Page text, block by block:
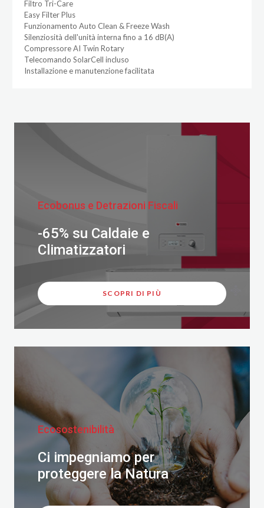
Filtro Tri-Care
Easy Filter Plus
Funzionamento Auto Clean & Freeze Wash
Silenziosità dell'unità interna fino a 16 dB(A)
Compressore AI Twin Rotary
Telecomando SolarCell incluso
Installazione e manutenzione facilitata
Ecobonus e Detrazioni Fiscali
-65% su Caldaie e
Climatizzatori
SCOPRI DI PIÙ
Ecosostenibilità
Ci impegniamo per
proteggere la Natura